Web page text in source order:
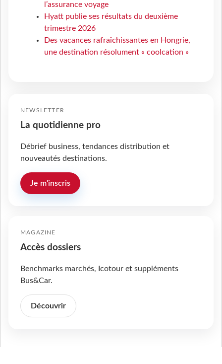
l’assurance voyage
Hyatt publie ses résultats du deuxième
trimestre 2026
Des vacances rafraîchissantes en Hongrie,
une destination résolument « coolcation »
NEWSLETTER
La quotidienne pro
Débrief business, tendances distribution et
nouveautés destinations.
Je m'inscris
MAGAZINE
Accès dossiers
Benchmarks marchés, Icotour et suppléments
Bus&Car.
Découvrir